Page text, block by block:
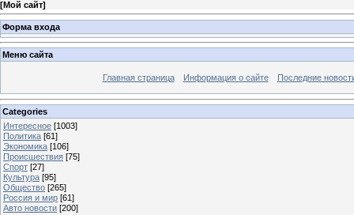
[Мой сайт]
Форма входа
Меню сайта
Главная страница Информация о сайте Последние
Categories
Интересное [1003]
Политика [61]
Экономика [106]
Происшествия [75]
Спорт [27]
Культура [95]
Общество [265]
Россия и мир [61]
Авто новости [200]